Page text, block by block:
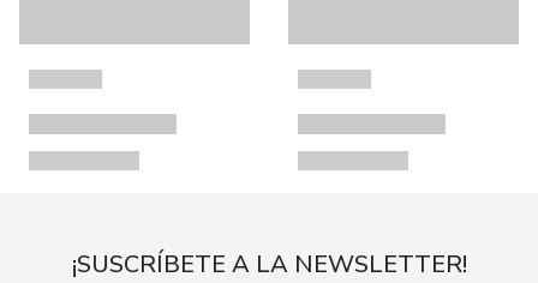
¡SUSCRÍBETE A LA NEWSLETTER!